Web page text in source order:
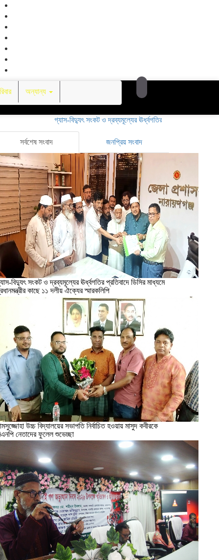
অন্যান্য
গ্যাস-বিদ্যুৎ সংকট ও দ্রব্যমূল্যের ঊর্ধ্বগতির প্রতিবাদে ডিসির মাধ্যমে
সর্বশেষ সংবাদ জনপ্রিয় সংবাদ
বিদ্যুৎ সংকট ও দ্রব্যমূল্যের ঊর্ধ্বগতির প্রতিবাদে ডিসির মাধ্যমে
কাছে ১১ দলীয় ঐক্যের স্মারকলিপি
উচ্চ বিদ্যালয়ের সভাপতি নির্বাচিত হওয়ায় মাসুদ কবীরকে
নেতাদের ফুলেল শুভেচ্ছা